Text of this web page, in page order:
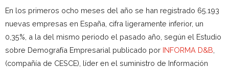
En los primeros ocho meses del año se han registrado 65.193
nuevas empresas en España, cifra ligeramente inferior, un
0,35%, a la del mismo periodo el pasado año, según el Estudio
sobre Demografía Empresarial publicado por INFORMA D&B
(compañía de CESCE), líder en el suministro de Información